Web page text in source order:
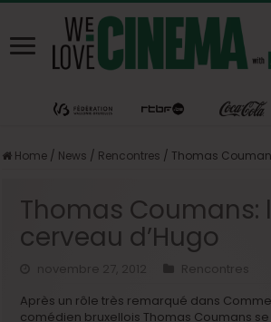
Home / News / Rencontres / Thomas
Thomas Coumans:
cerveau d’Hugo
novembre 27, 2012
Rencontres
Après un rôle très remarqué dans
comédien bruxellois Thomas Coumans